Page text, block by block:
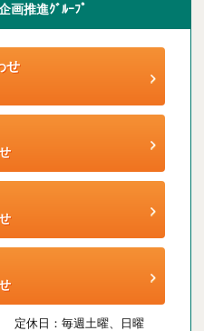
画推進ｸﾞﾙｰﾌﾟ
せ
定休日： 毎週土曜、日曜